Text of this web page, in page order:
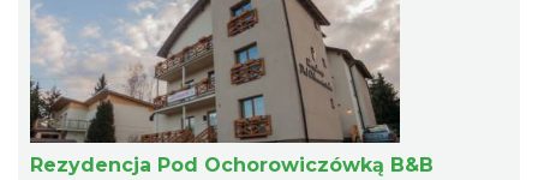
Rezydencja Pod Ochorowiczówką B&B